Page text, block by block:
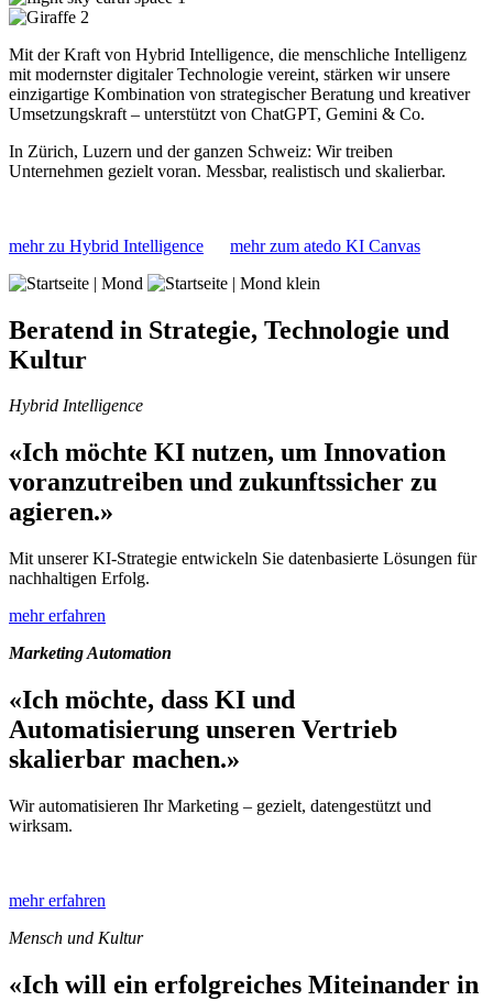
Mit der Kraft von Hybrid Intelligence, die menschliche Intelligenz
mit modernster digitaler Technologie vereint, stärken wir unsere
einzigartige Kombination von strategischer Beratung und kreativer
Umsetzungskraft – unterstützt von ChatGPT, Gemini & Co.
In Zürich, Luzern und der ganzen Schweiz: Wir treiben
Unternehmen gezielt voran. Messbar, realistisch und skalierbar.
mehr zu Hybrid Intelligence mehr zum atedo KI Canvas
Beratend in Strategie, Technologie und
Kultur
Hybrid Intelligence
«Ich möchte KI nutzen, um Innovation
voranzutreiben und zukunftssicher zu
agieren.»
Mit unserer KI-Strategie entwickeln Sie datenbasierte Lösungen für
nachhaltigen Erfolg.
mehr erfahren
Marketing Automation
«Ich möchte, dass KI und
Automatisierung unseren Vertrieb
skalierbar machen.»
Wir automatisieren Ihr Marketing – gezielt, datengestützt und
wirksam.
mehr erfahren
Mensch und Kultur
«Ich will ein erfolgreiches Miteinander in